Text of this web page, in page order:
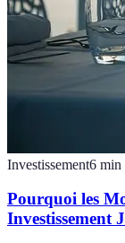
Investissement6 min
Pourquoi les
Investissement